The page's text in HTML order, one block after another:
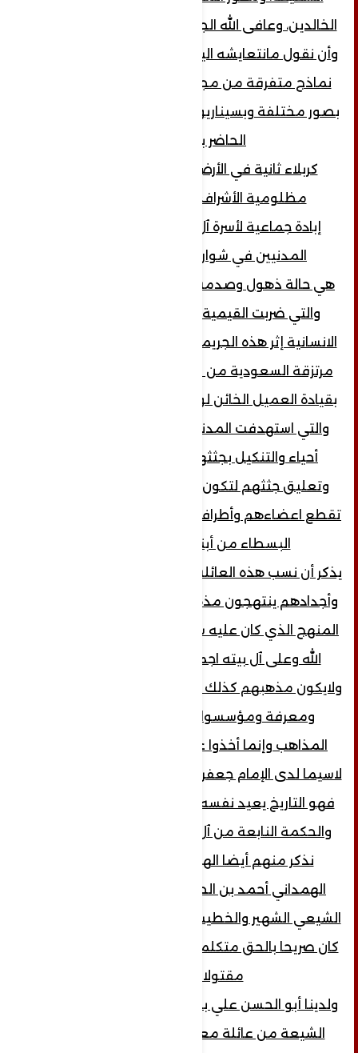
الخالدين، وعافى الله الجرحى وأعاد المفقودين.
وأن نقول مانتعايشه اليوم في منطقتنا إلا هو
نماذج متفرقة من مجزرة بيت الرميمه، ولكن
بصور مختلفة وبسيناريوهات مختلفة، وماأشبه
الحاضر بالأمس.
كربلاء ثانية في الأرض اليمنية المقدسة،
مظلومية الأشراف من بيت الرميمه.
إبادة جماعية لأسرة ٱل رميمه وسحل جثث
المدنيين في شوارع (تعز) في اليمن.
هي حالة ذهول وصدمة أصابت الشارع اليمني،
والتي ضربت القيمية والعقدية والتاريخية
الانسانية إثر هذه الجريمة المروعة التي ارتكبتها
مرتزقة السعودية من عناصر داعش والقاعدة
بقيادة العميل الخائن لوطنه حمود المخلافي ,
والتي استهدفت المدنيين والأسرى بإحراقهم
أحياء والتنكيل بجثثهم وسحلها بالشوارع
وتعليق جثثهم لتكون نهبا لسكاكين إجرامية
تقطع اعضاءهم وأطرافهم أمام مئات المدنيين
البسطاء من أبناء الحالمة تعز.
يذكر أن نسب هذه العائلة من السادة الحسينيين،
وأجدادهم ينتهجون مذهب العترة الطاهرة، هذا
المنهج الذي كان عليه سيدنا محمد عليه صلاة
الله وعلى ٱل بيته اجمعين، وكيف لايكونوا
ولايكون مذهبهم كذلك وٱباؤهم كانوا محور علم
ومعرفة ومؤسسوا الفقه وجميع أئمة
المذاهب وإنما أخذوا عنهم وتتلمذوا لديهم
لاسيما لدى الإمام جعفر الصادق عليه سلام الله.
فهو التاريخ يعيد نفسه باستهداف أعيان الفكر
والحكمة النابعة من ٱل البيت والأئمة الأطهار.
نذكر منهم أيضا الهمداني...بديع الزمان
الهمداني أحمد بن الحسين بن يحيى الكاتب
الشيعي الشهير والخطيب والشاعر الطائر الصيت،
كان صريحا بالحق متكلما منطقيا فيه.استشهد
مقتولا بالسم.
ولدينا أبو الحسن علي بن الفرات وكان من كتاب
الشيعة من عائلة معروفة بالنبل والفضل